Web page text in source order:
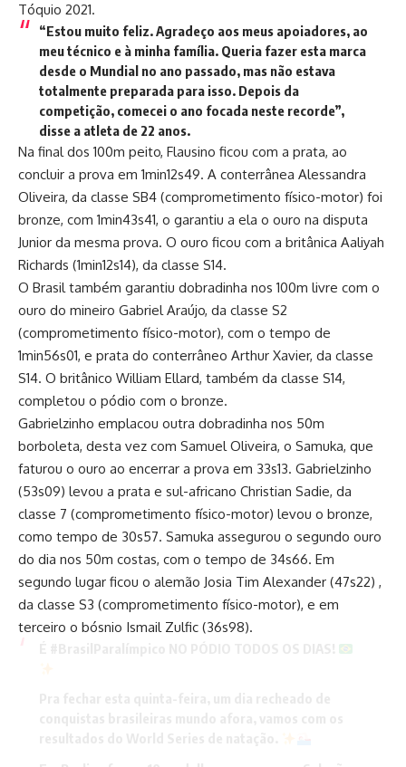
Tóquio 2021.
“Estou muito feliz. Agradeço aos meus apoiadores, ao
meu técnico e à minha família. Queria fazer esta marca
desde o Mundial no ano passado, mas não estava
totalmente preparada para isso. Depois da
competição, comecei o ano focada neste recorde”,
disse a atleta de 22 anos.
Na final dos 100m peito, Flausino ficou com a prata, ao
concluir a prova em 1min12s49. A conterrânea Alessandra
Oliveira, da classe SB4 (comprometimento físico-motor) foi
bronze, com 1min43s41, o garantiu a ela o ouro na disputa
Junior da mesma prova. O ouro ficou com a britânica Aaliyah
Richards (1min12s14), da classe S14.
O Brasil também garantiu dobradinha nos 100m livre com o
ouro do mineiro Gabriel Araújo, da classe S2
(comprometimento físico-motor), com o tempo de
1min56s01, e prata do conterrâneo Arthur Xavier, da classe
S14. O britânico William Ellard, também da classe S14,
completou o pódio com o bronze.
Gabrielzinho emplacou outra dobradinha nos 50m
borboleta, desta vez com Samuel Oliveira, o Samuka, que
faturou o ouro ao encerrar a prova em 33s13. Gabrielzinho
(53s09) levou a prata e sul-africano Christian Sadie, da
classe 7 (comprometimento físico-motor) levou o bronze,
como tempo de 30s57. Samuka assegurou o segundo ouro
do dia nos 50m costas, com o tempo de 34s66. Em
segundo lugar ficou o alemão Josia Tim Alexander (47s22) ,
da classe S3 (comprometimento físico-motor), e em
terceiro o bósnio Ismail Zulfic (36s98).